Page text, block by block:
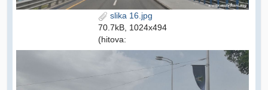
slika 16.jpg
70.7kB, 1024x494
(hitova: